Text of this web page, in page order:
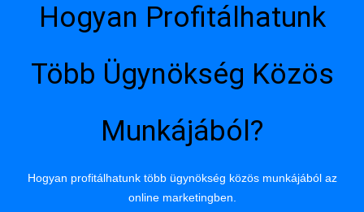
Hogyan Profitálhatunk
Több Ügynökség Közös
Munkájából?
Hogyan profitálhatunk több ügynökség közös munkájából az
online marketingben.